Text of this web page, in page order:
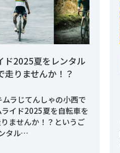
ド2025夏をレンタル
走りませんか！？
ムラじてんしゃの小西で
ライド2025夏を自転車を
ませんか！？というご
タル…